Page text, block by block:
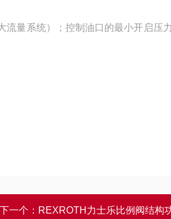
流量系统）；控制油口的最小开启压
下一个： REXROTH力士乐比例阀结构